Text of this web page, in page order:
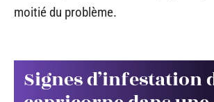
moitié du problème.
Signes d’infestation